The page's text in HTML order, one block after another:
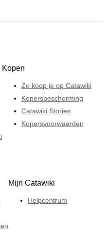
Kopen
Zo koop je op Catawiki
Kopersbescherming
Catawiki Stories
Kopersvoorwaarden
Mijn Catawiki
Helpcentrum